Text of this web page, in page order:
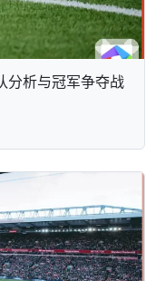
分析与冠军争夺战